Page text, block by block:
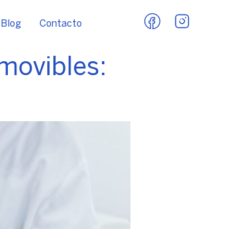
Blog Contacto